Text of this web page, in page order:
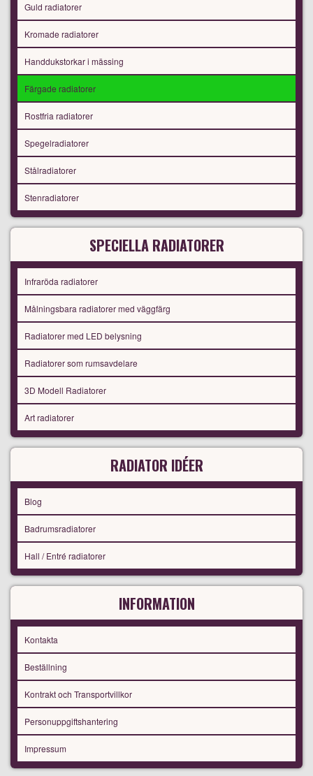
Guld radiatorer
Kromade radiatorer
Handdukstorkar i mässing
Färgade radiatorer
Rostfria radiatorer
Spegelradiatorer
Stålradiatorer
Stenradiatorer
SPECIELLA RADIATORER
Infraröda radiatorer
Målningsbara radiatorer med väggfärg
Radiatorer med LED belysning
Radiatorer som rumsavdelare
3D Modell Radiatorer
Art radiatorer
RADIATOR IDÉER
Blog
Badrumsradiatorer
Hall / Entré radiatorer
INFORMATION
Kontakta
Beställning
Kontrakt och Transportvillkor
Personuppgiftshantering
Impressum